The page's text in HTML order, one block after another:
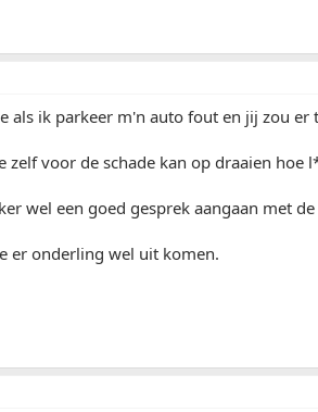
als ik parkeer m'n auto fout en jij zou
zelf voor de schade kan op draaien hoe
wel een goed gesprek aangaan met
er onderling wel uit komen.